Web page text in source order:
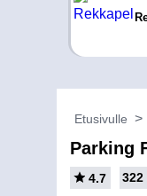
Etusivulle
Parking
4.7 322